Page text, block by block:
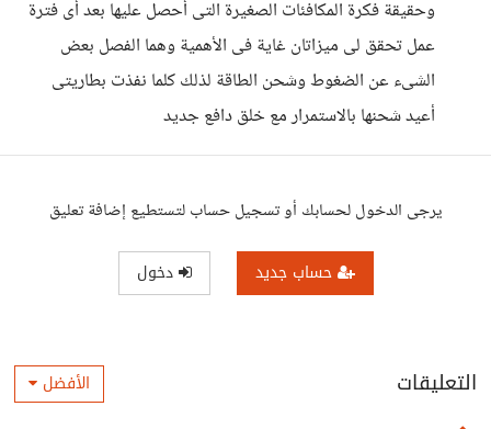
وحقيقة فكرة المكافئات الصغيرة التى أحصل عليها بعد أى فترة
عمل تحقق لى ميزاتان غاية فى الأهمية وهما الفصل بعض
الشىء عن الضغوط وشحن الطاقة لذلك كلما نفذت بطاريتى
أعيد شحنها بالاستمرار مع خلق دافع جديد
يرجى الدخول لحسابك أو تسجيل حساب لتستطيع إضافة تعليق
حساب جديد دخول
التعليقات الأفضل